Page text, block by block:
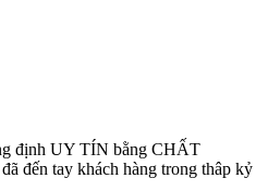
định UY TÍN bằng CHẤT
đến tay khách hàng trong thâp kỷ